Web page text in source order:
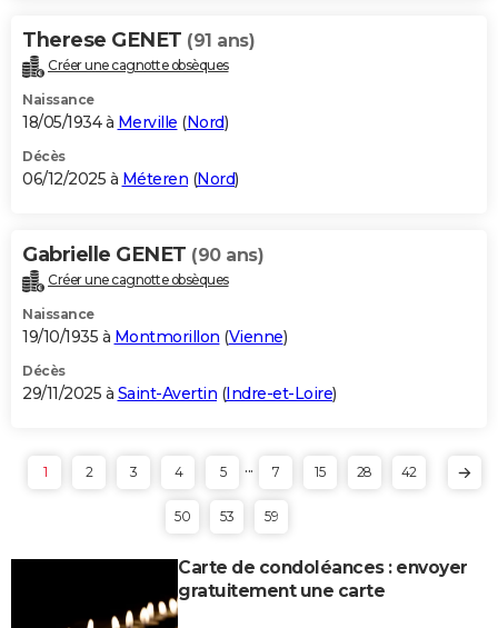
Therese GENET (91 ans)
Créer une cagnotte obsèques
Naissance
18/05/1934 à Merville (Nord)
Décès
06/12/2025 à Méteren (Nord)
Gabrielle GENET (90 ans)
Créer une cagnotte obsèques
Naissance
19/10/1935 à Montmorillon (Vienne)
Décès
29/11/2025 à Saint-Avertin (Indre-et-Loire)
1 2 3 4 5 ... 7 15 28 42
50 53 59
Carte de condoléances : envoyer
gratuitement une carte